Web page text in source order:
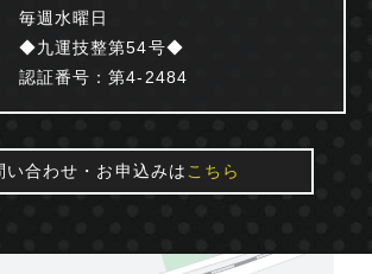
毎週水曜日
◆九運技整第54号◆
認証番号：第4-2484
い合わせ・お申込みはこちら